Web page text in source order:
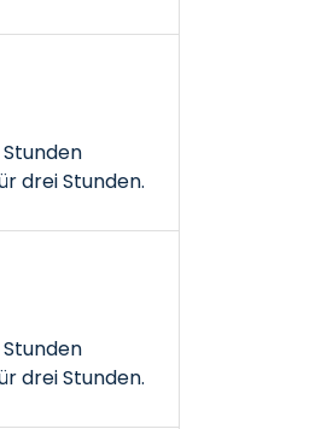
drei Stunden.
drei Stunden.